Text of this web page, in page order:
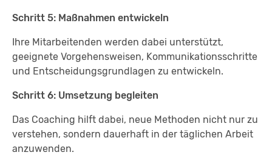
Schritt 5: Maßnahmen entwickeln
Ihre Mitarbeitenden werden dabei unterstützt,
geeignete Vorgehensweisen, Kommunikationsschritte
und Entscheidungsgrundlagen zu entwickeln.
Schritt 6: Umsetzung begleiten
Das Coaching hilft dabei, neue Methoden nicht nur zu
verstehen, sondern dauerhaft in der täglichen Arbeit
anzuwenden.